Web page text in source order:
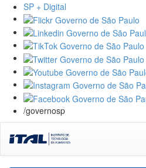
SP + Digital
/governosp
navigation